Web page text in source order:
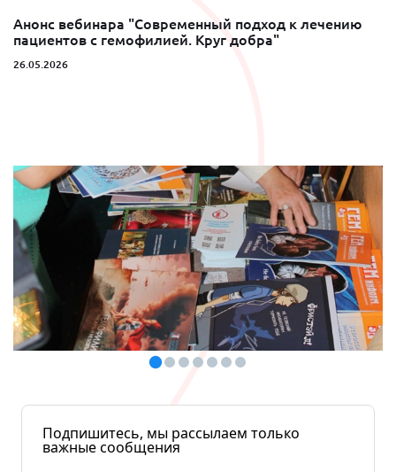
Анонс вебинара "Современный подход к лечению
пациентов с гемофилией. Круг добра"
26.05.2026
Подпишитесь, мы рассылаем только
важные сообщения